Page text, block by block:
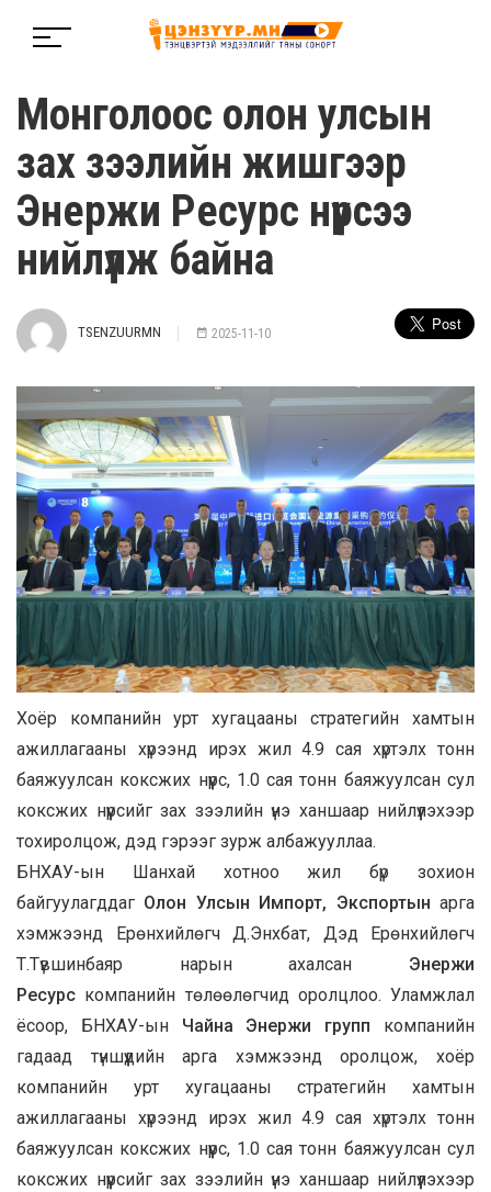
Монголоос олон улсын
зах зээлийн жишгээр
Энержи Ресурс нүүрсээ
нийлүүлж байна
TSENZUURMN 2025-11-10
Хоёр компанийн урт хугацааны стратегийн хамтын
ажиллагааны хүрээнд ирэх жил 4.9 сая хүртэлх тонн
баяжуулсан коксжих нүүрс, 1.0 сая тонн баяжуулсан сул
коксжих нүүрсийг зах зээлийн үнэ ханшаар нийлүүлэхээр
тохиролцож, дэд гэрээг зурж албажууллаа.
БНХАУ-ын Шанхай хотноо жил бүр зохион
байгуулагддаг Олон Улсын Импорт, Экспортын арга
хэмжээнд Ерөнхийлөгч Д.Энхбат, Дэд Ерөнхийлөгч
Т.Түвшинбаяр нарын ахалсан Энержи
Ресурс компанийн төлөөлөгчид оролцлоо. Уламжлал
ёсоор, БНХАУ-ын Чайна Энержи групп компанийн
гадаад түншүүдийн арга хэмжээнд оролцож, хоёр
компанийн урт хугацааны стратегийн хамтын
ажиллагааны хүрээнд ирэх жил 4.9 сая хүртэлх тонн
баяжуулсан коксжих нүүрс, 1.0 сая тонн баяжуулсан сул
коксжих нүүрсийг зах зээлийн үнэ ханшаар нийлүүлэхээр